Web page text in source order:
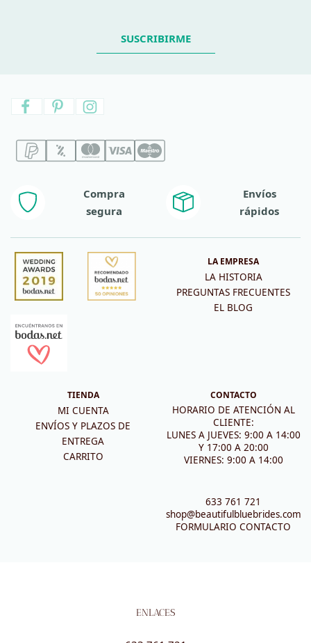
SUSCRIBIRME
Compra
segura
Envíos
rápidos
LA EMPRESA
LA HISTORIA
PREGUNTAS FRECUENTES
EL BLOG
TIENDA
MI CUENTA
ENVÍOS Y PLAZOS DE
ENTREGA
CARRITO
CONTACTO
HORARIO DE ATENCIÓN AL
CLIENTE:
LUNES A JUEVES: 9:00 A 14:00
Y 17:00 A 20:00
VIERNES: 9:00 A 14:00
633 761 721
shop@beautifulbluebrides.com
FORMULARIO CONTACTO
ENLACES